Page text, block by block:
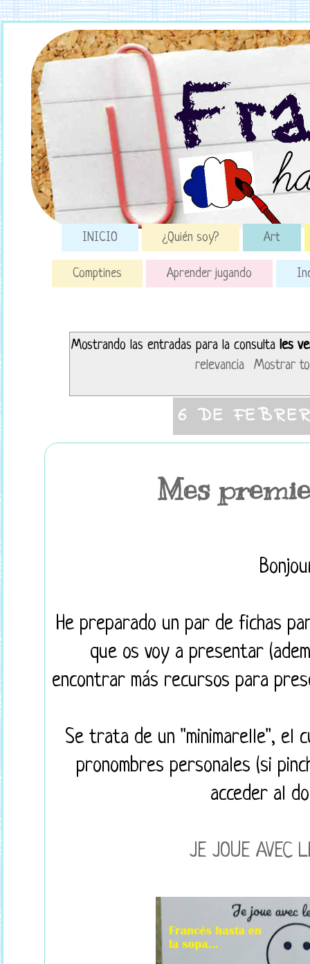
INICIO ¿Quién soy? Art
Comptines Aprender jugando
Mostrando las entradas para la consulta les
relevancia
Mostrar
6 DE
Mes
He preparado un par de fichas
que os voy a presentar
encontrar más recursos para
Se trata de un "minimarelle", el
pronombres personales (si
acceder al
JE JOUE AVEC